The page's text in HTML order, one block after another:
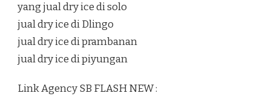
yang jual dry ice di solo
jual dry ice di Dlingo
jual dry ice di prambanan
jual dry ice di piyungan
Link Agency SB FLASH NEW :